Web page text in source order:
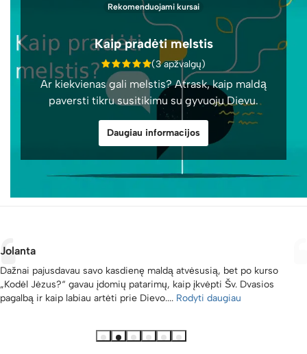
Rekomenduojami kursai
Kaip pradėti melstis
(3 apžvalgų)
Ar kiekvienas gali melstis? Atrask, kaip maldą
paversti tikru susitikimu su gyvuoju Dievu.
Daugiau informacijos
Jolanta
Dažnai pajusdavau savo kasdienę maldą atvėsusią, bet po kurso
„Kodėl Jėzus?“ gavau įdomių patarimų, kaip įkvėpti Šv. Dvasios
pagalbą ir kaip labiau artėti prie Dievo.... Rodyti daugiau